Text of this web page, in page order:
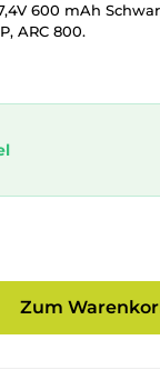
600 mAh
ARC 800.
Zum